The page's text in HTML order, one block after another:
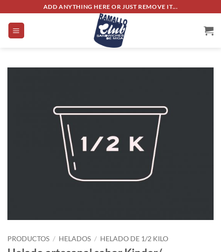
contenido
ADD ANYTHING HERE OR JUST REMOVE IT...
PRODUCTOS / HELADOS / HELADO DE 1/2 KILO